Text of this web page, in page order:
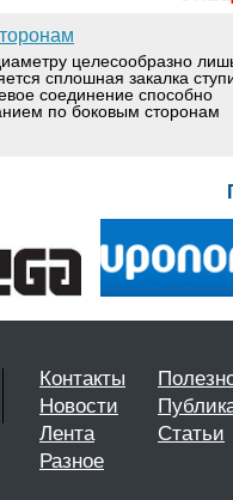
целесообразно
сплошная закалка
соединение способно
по боковым сторонам
Контакты
Новости
Лента
Статьи
Разное